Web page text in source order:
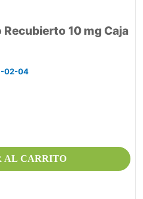
10 mg Caja
02-04
AL CARRITO